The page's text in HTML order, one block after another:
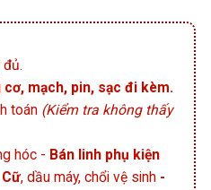
cơ, mạch, pin, sạc đi kèm.
toán (Kiểm tra không thấy
hóc - Bán linh phụ kiện
, dầu máy, chổi vệ sinh -